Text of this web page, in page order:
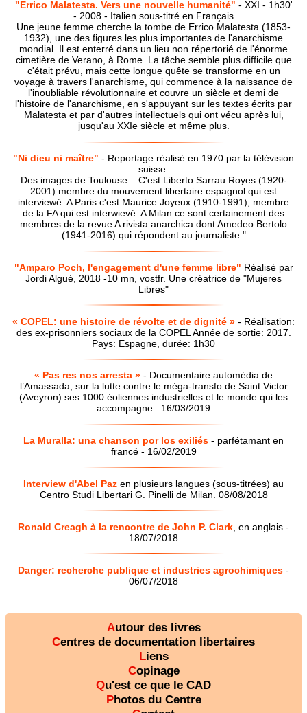
"Errico Malatesta. Vers une nouvelle humanité" - XXI - 1h30'
- 2008 - Italien sous-titré en Français
Une jeune femme cherche la tombe de Errico Malatesta (1853-
1932), une des figures les plus importantes de l'anarchisme
mondial. Il est enterré dans un lieu non répertorié de l'énorme
cimetière de Verano, à Rome. La tâche semble plus difficile que
c'était prévu, mais cette longue quête se transforme en un
voyage à travers l'anarchisme, qui commence à la naissance de
l'inoubliable révolutionnaire et couvre un siècle et demi de
l'histoire de l'anarchisme, en s'appuyant sur les textes écrits par
Malatesta et par d'autres intellectuels qui ont vécu après lui,
jusqu'au XXIe siècle et même plus.
"Ni dieu ni maître" - Reportage réalisé en 1970 par la télévision
suisse.
Des images de Toulouse... C'est Liberto Sarrau Royes (1920-
2001) membre du mouvement libertaire espagnol qui est
interviewé. A Paris c'est Maurice Joyeux (1910-1991), membre
de la FA qui est interwievé. A Milan ce sont certainement des
membres de la revue A rivista anarchica dont Amedeo Bertolo
(1941-2016) qui répondent au journaliste."
"Amparo Poch, l'engagement d'une femme libre" Réalisé par
Jordi Algué, 2018 -10 mn, vostfr. Une créatrice de "Mujeres
Libres"
« COPEL: une histoire de révolte et de dignité » - Réalisation:
des ex-prisonniers sociaux de la COPEL Année de sortie: 2017.
Pays: Espagne, durée: 1h30
« Pas res nos arresta » - Documentaire automédia de
l’Amassada, sur la lutte contre le méga-transfo de Saint Victor
(Aveyron) ses 1000 éoliennes industrielles et le monde qui les
accompagne.. 16/03/2019
La Muralla: una chanson por los exiliés - parfétamant en
francé - 16/02/2019
Interview d'Abel Paz en plusieurs langues (sous-titrées) au
Centro Studi Libertari G. Pinelli de Milan. 08/08/2018
Ronald Creagh à la rencontre de John P. Clark , en anglais -
18/07/2018
Danger: recherche publique et industries agrochimiques -
06/07/2018
Autour des livres
Centres de documentation libertaires
Liens
Copinage
Qu'est ce que le CAD
Photos du Centre